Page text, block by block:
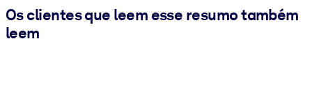
Os clientes que leem esse resumo também
leem